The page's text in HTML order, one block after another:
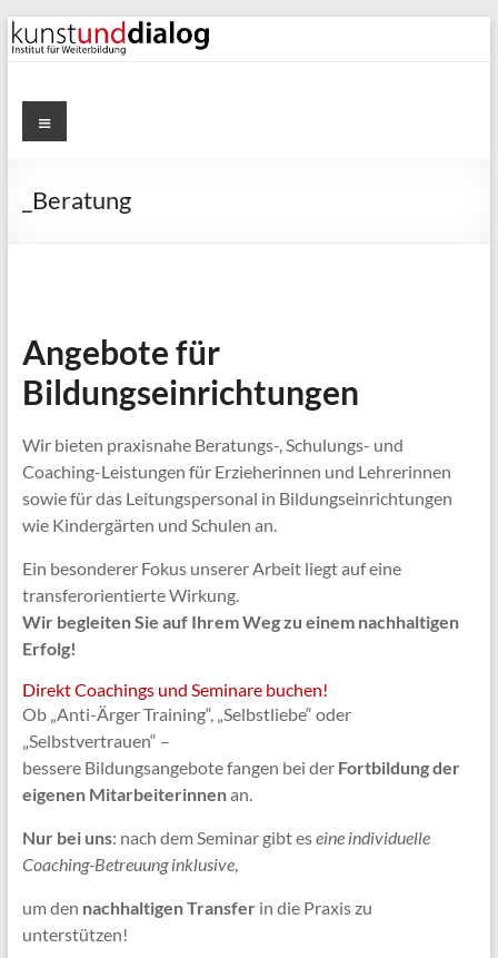
Zum
Inhalt
kunstunddialog
Kulturvermitllung
Menü
_Beratung
Angebote für
Bildungseinrichtungen
Wir bieten praxisnahe Beratungs-, Schulungs- und
Coaching-Leistungen für Erzieherinnen und Lehrerinnen
sowie für das Leitungspersonal in Bildungseinrichtungen
wie Kindergärten und Schulen an.
Ein besonderer Fokus unserer Arbeit liegt auf eine
transferorientierte Wirkung.
Wir begleiten Sie auf Ihrem Weg zu einem nachhaltigen
Erfolg!
Direkt Coachings und Seminare buchen!
Ob „Anti-Ärger Training“, „Selbstliebe“ oder
„Selbstvertrauen“ –
bessere Bildungsangebote fangen bei der Fortbildung der
eigenen Mitarbeiterinnenan.
Nur bei uns: nach dem Seminar gibt eseine individuelle
Coaching-Betreuung inklusive,
um den nachhaltigen Transferin die Praxis zu
unterstützen!